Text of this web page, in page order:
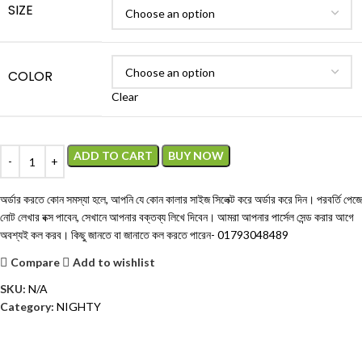
SIZE
COLOR
Clear
ADD TO CART BUY NOW
অর্ডার করতে কোন সমস্যা হলে, আপনি যে কোন কালার সাইজ সিলেক্ট করে অর্ডার করে দিন। পরবর্তি পেজে
নোট লেখার বক্স পাবেন, সেখানে আপনার বক্তব্য লিখে দিবেন। আমরা আপনার পার্সেল সেন্ড করার আগে
অবশ্যই কল করব। কিছু জানতে বা জানাতে কল করতে পারেন- 01793048489
Compare
Add to wishlist
SKU: N/A
Category: NIGHTY